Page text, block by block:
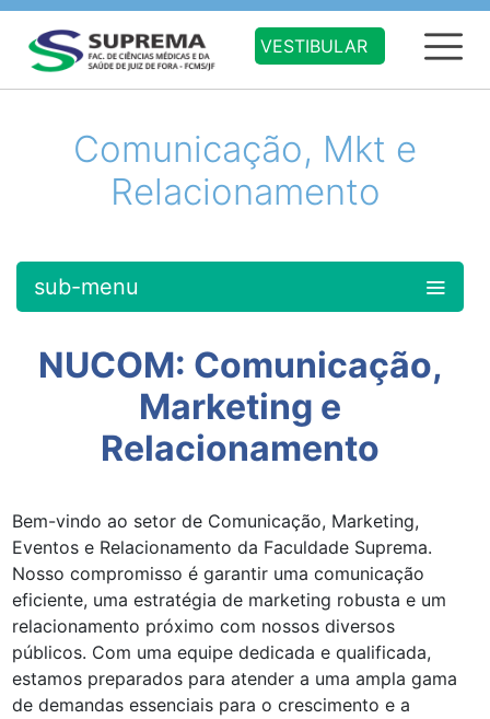
VESTIBULAR
Comunicação, Mkt e
Relacionamento
sub-menu
NUCOM: Comunicação,
Marketing e
Relacionamento
Bem-vindo ao setor de Comunicação, Marketing,
Eventos e Relacionamento da Faculdade Suprema.
Nosso compromisso é garantir uma comunicação
eficiente, uma estratégia de marketing robusta e um
relacionamento próximo com nossos diversos
públicos. Com uma equipe dedicada e qualificada,
estamos preparados para atender a uma ampla gama
de demandas essenciais para o crescimento e a